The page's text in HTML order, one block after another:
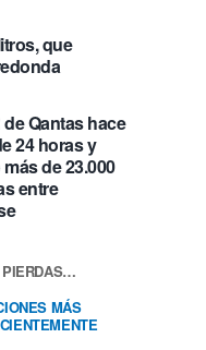
que
Qantas hace
24 horas y
de 23.000
entre
PIERDAS…
MÁS